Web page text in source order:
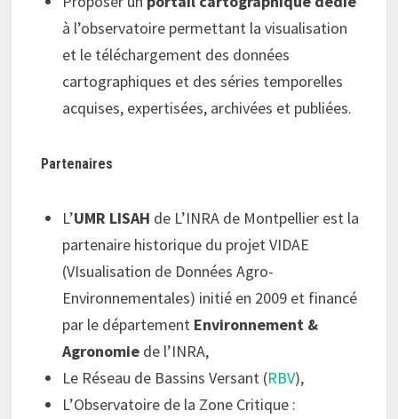
à l’observatoire permettant la visualisation
et le téléchargement des données
cartographiques et des séries temporelles
acquises, expertisées, archivées et publiées.
Partenaires
L’UMR LISAH de L’INRA de Montpellier est la
partenaire historique du projet VIDAE
(VIsualisation de Données Agro-
Environnementales) initié en 2009 et financé
par le départementEnvironnement &
Agronomiede l’INRA,
Le Réseau de Bassins Versant (RBV),
L’Observatoire de la Zone Critique :